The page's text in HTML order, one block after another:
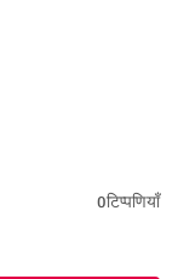
0टिप्पणियाँ